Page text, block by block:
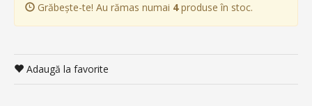
Grăbește-te! Au rămas numai 4produse în stoc.
Adaugă la favorite